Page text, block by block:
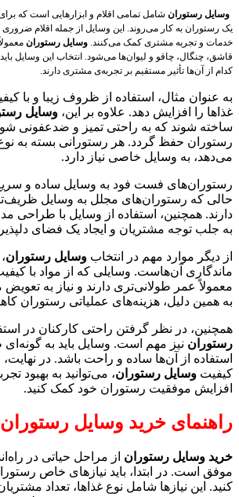
وسایل رستوران شامل تمامی اقلام و ابزارهایی است که
یک رستوران به کار می‌روند. این وسایل از جمله اقلام ضروری
خدمات و تجربه مشتری کمک می‌کنند. وسایل رستوران
قاشق، چنگال، چاقو و لیوان‌ها می‌شود. انتخاب این وسایل
کدام از آن‌ها تأثیر مستقیم بر تجربه‌ی مشتری دارند.
به عنوان مثال، استفاده از ظروف زیبا و با
غذاها را افزایش دهد. علاوه بر این، وسایل
ساخته شوند که به راحتی تمیز و ضدعفونی
رستوران حفظ گردد. هر رستورانی بسته به نوع
می‌دهد، به وسایل خاصی نیاز دارد.
رستوران‌های فست فود به وسایل ساده و
حالی که رستوران‌های مجلل به وسایل
دارند. همچنین، استفاده از وسایل با طراحی
به جلب توجه مشتریان و ایجاد یک فضای
از دیگر موارد مهم در انتخاب وسایل رستوران
ماندگاری آن‌هاست. وسایلی که از مواد با
معمولاً عمر طولانی‌تری دارند و نیاز به
به همین دلیل، هزینه‌های عملیاتی رستوران
همچنین، در نظر گرفتن راحتی کارکنان در
رستوران نیز مهم است. وسایل باید به
استفاده از آن‌ها ساده و راحت باشد. در نهایت،
کیفیت وسایل رستوران، می‌توانید به بهبود
افزایش موفقیت رستوران خود کمک کنید.
راهنمای خرید وسایل رستوران
خرید وسایل رستوران از مراحل حیاتی در
موفق است. در ابتدا، باید نیازهای خاص
کنید. این نیازها شامل نوع غذاها، تعداد